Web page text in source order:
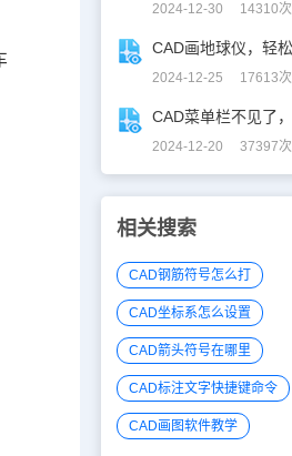
2024-12-30 14310次
2024-12-25 17613次
2024-12-20 37397次
相关搜索
CAD钢筋符号怎么打
CAD坐标系怎么设置
CAD箭头符号在哪里
CAD标注文字快捷键命令
CAD画图软件教学